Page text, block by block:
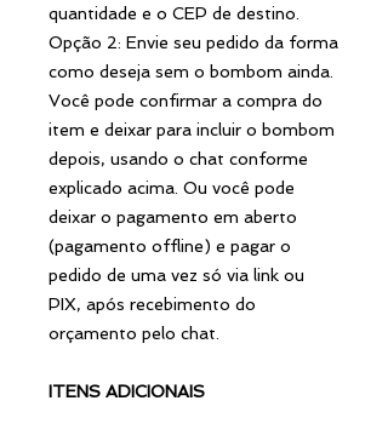
quantidade e o CEP de destino.
Opção 2: Envie seu pedido da forma
como deseja sem o bombom ainda.
Você pode confirmar a compra do
item e deixar para incluir o bombom
depois, usando o chat conforme
explicado acima. Ou você pode
deixar o pagamento em aberto
(pagamento offline) e pagar o
pedido de uma vez só via link ou
PIX, após recebimento do
orçamento pelo chat.
ITENS ADICIONAIS